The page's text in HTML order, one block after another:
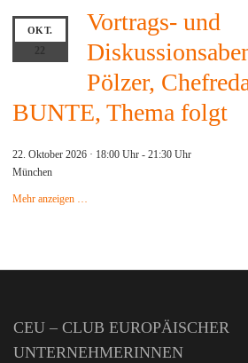
OKT.
22
Vortrags- und
Pölzer,
BUNTE, Thema folgt
22. Oktober 2026 · 18:00 Uhr - 21:30 Uhr
München
Mehr anzeigen …
CEU – CLUB EUROPÄISCHER
UNTERNEHMERINNEN